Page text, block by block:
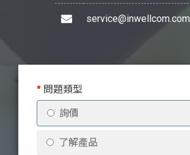
service@inwellcom.com
* 問題類型
詢價
了解產品